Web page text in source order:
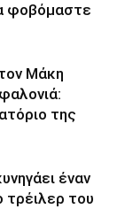
φοβόμαστε
Μάκη
της
έναν
του